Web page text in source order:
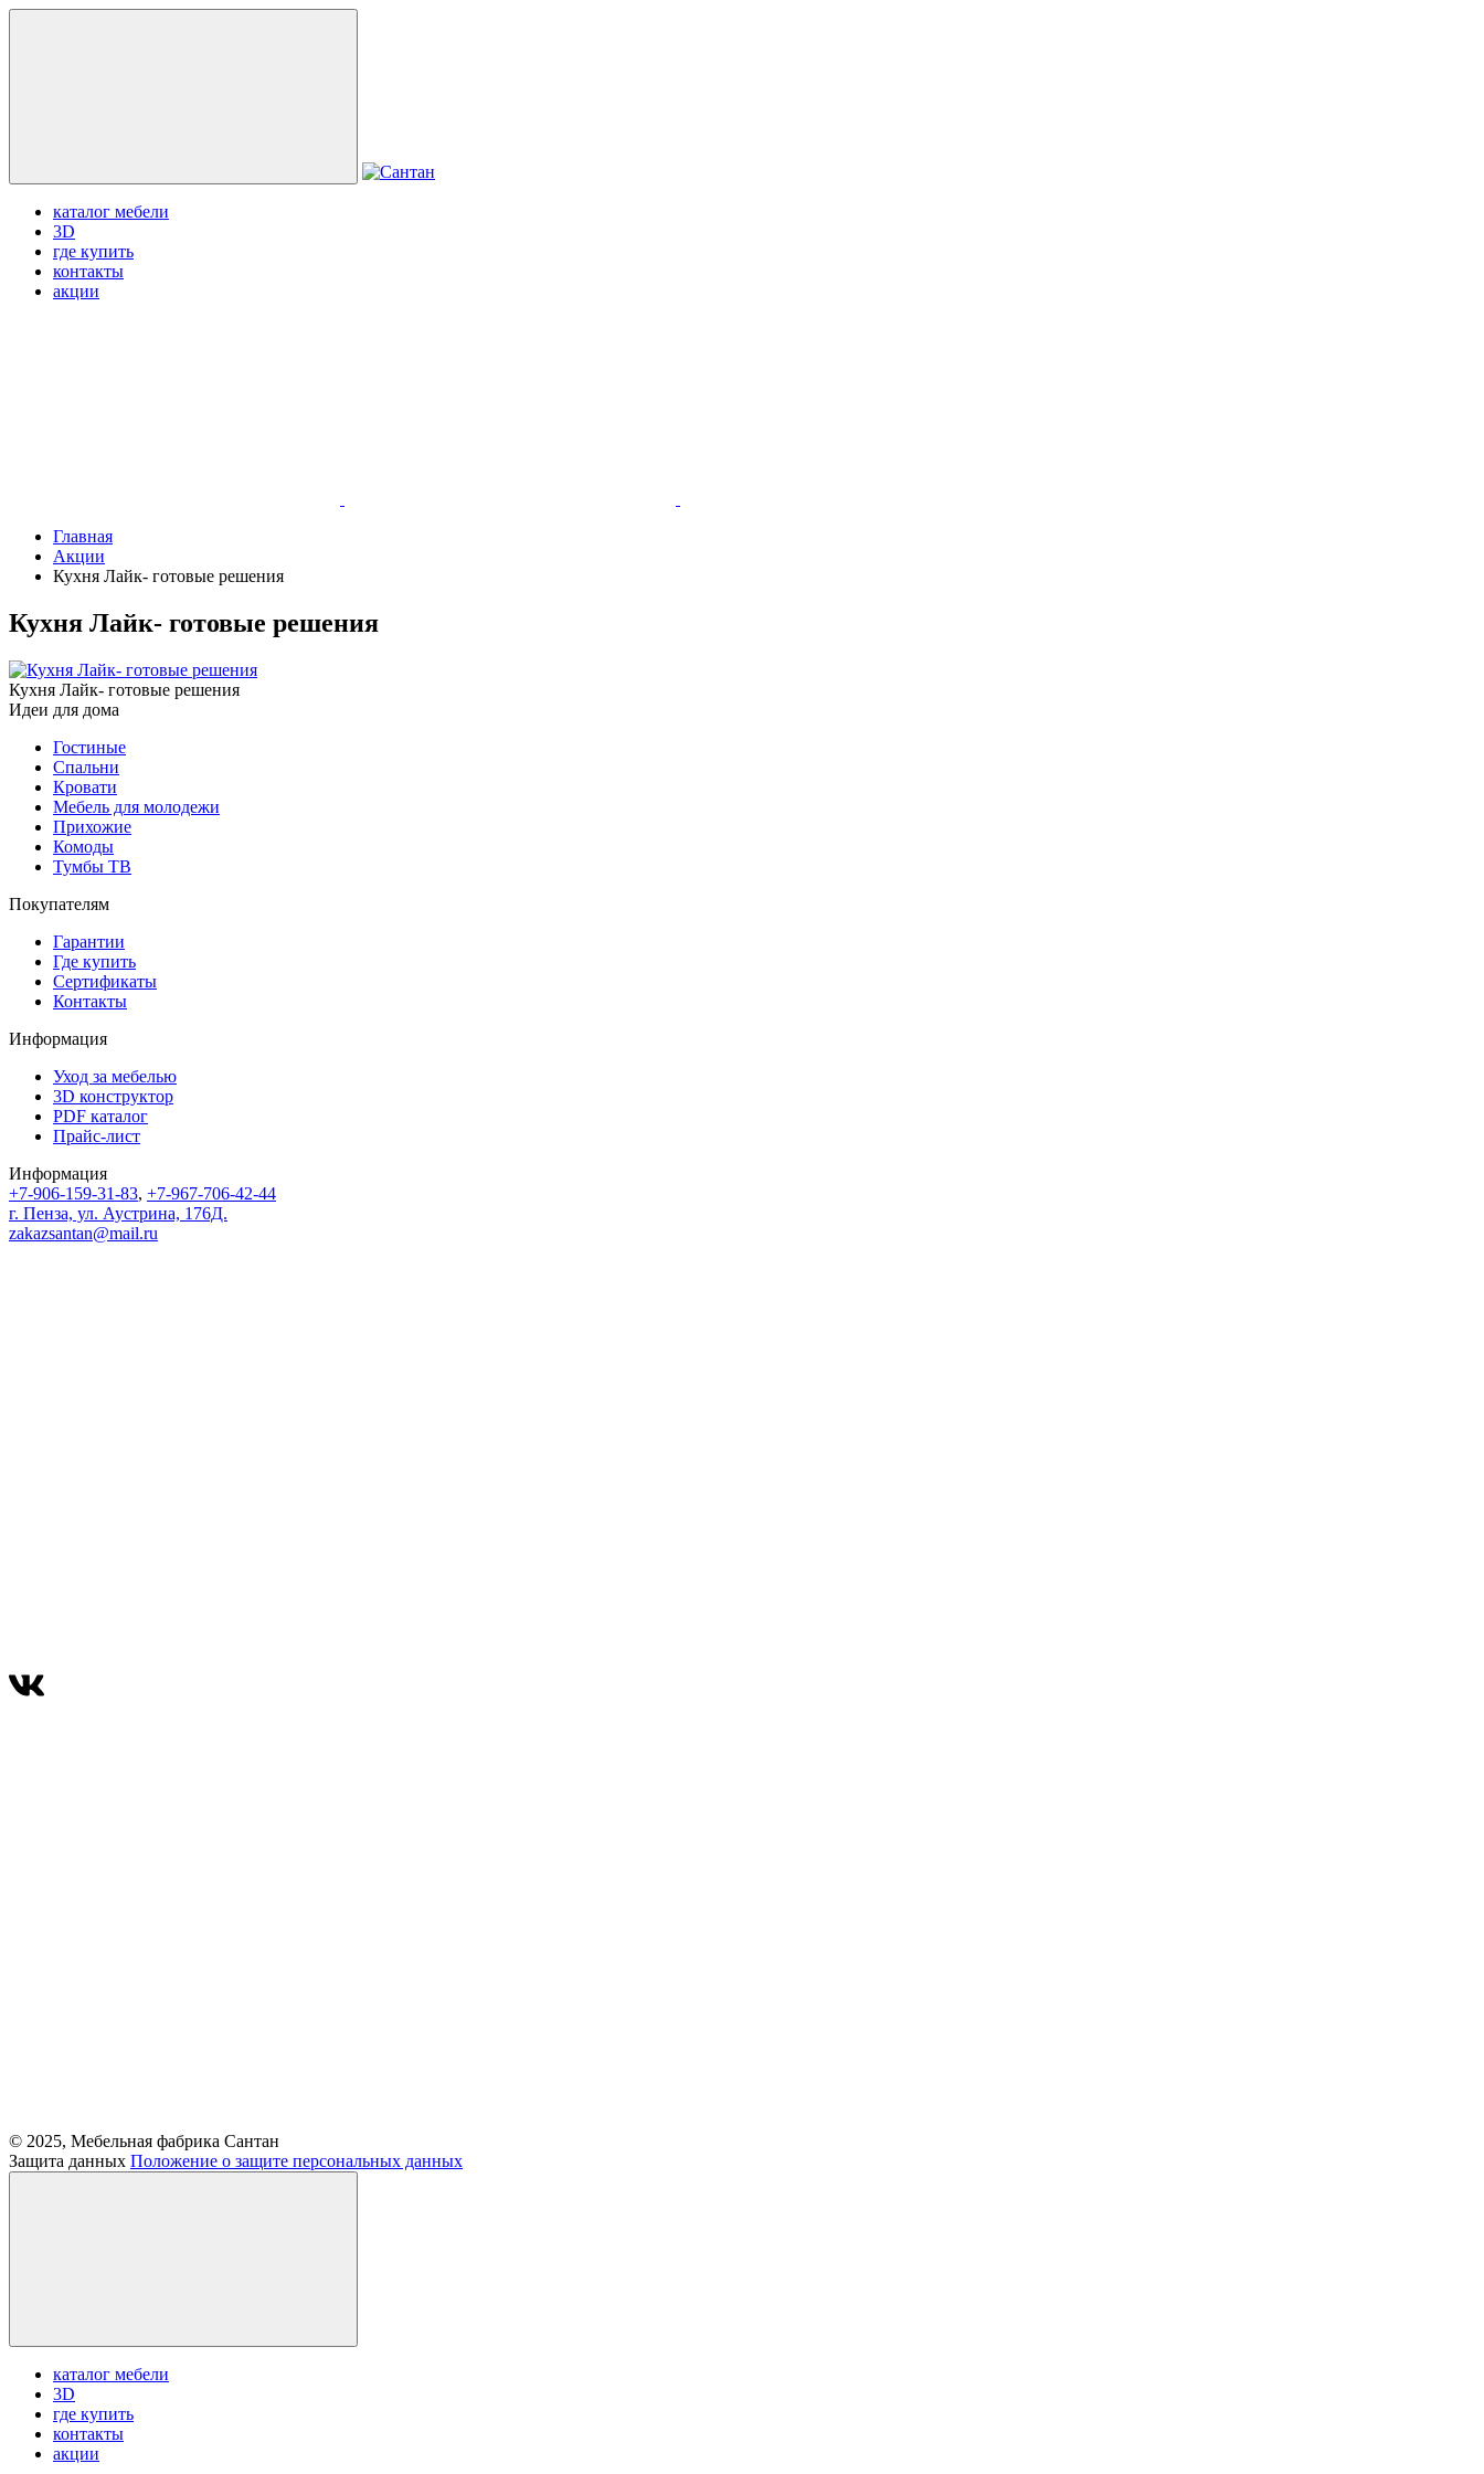
каталог мебели
3D
где купить
контакты
акции
Главная
Акции
Кухня Лайк- готовые решения
Кухня Лайк- готовые решения
Кухня Лайк- готовые решения
Идеи для дома
Гостиные
Спальни
Кровати
Мебель для молодежи
Прихожие
Комоды
Тумбы ТВ
Покупателям
Гарантии
Где купить
Сертификаты
Контакты
Информация
Уход за мебелью
3D конструктор
PDF каталог
Прайс-лист
Информация
+7-906-159-31-83, +7-967-706-42-44
г. Пенза, ул. Аустрина, 176Д.
zakazsantan@mail.ru
© 2025, Мебельная фабрика Сантан
Защита данных Положение о защите персональных данных
каталог мебели
3D
где купить
контакты
акции